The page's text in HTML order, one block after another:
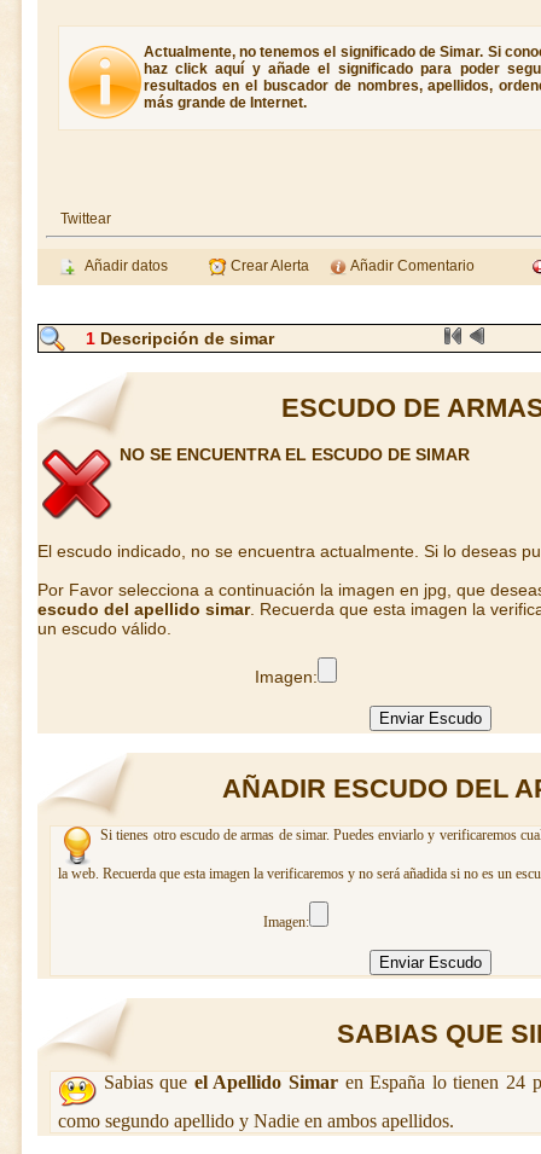
Actualmente, no tenemos el significado de Simar. Si
haz click aquí y añade el significado para poder
resultados en el buscador de nombres, apellidos,
más grande de Internet.
Twittear
Añadir datos Crear Alerta Añadir Comentario
1 Descripción de simar
ESCUDO DE
NO SE ENCUENTRA EL ESCUDO DE SIMAR
El escudo indicado, no se encuentra actualmente. Si lo deseas
Por Favor selecciona a continuación la imagen en jpg, que
escudo del apellido simar. Recuerda que esta imagen la
un escudo válido.
Imagen:
AÑADIR ESCUDO DEL
Si tienes otro escudo de armas de simar. Puedes enviarlo y verificaremos
la web. Recuerda que esta imagen la verificaremos y no será añadida si no es un
Imagen:
SABIAS QUE
Sabias que el Apellido Simar en España lo tienen 24
como segundo apellido y Nadie en ambos apellidos.